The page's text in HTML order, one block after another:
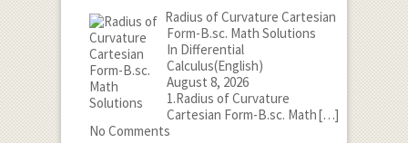
Radius of Curvature Cartesian
Form-B.sc. Math Solutions
In Differential
Calculus(English)
August 8, 2026
1.Radius of Curvature
Cartesian Form-B.sc. Math[…]
No Comments